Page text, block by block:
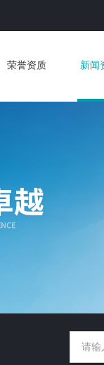
荣誉资质 新闻